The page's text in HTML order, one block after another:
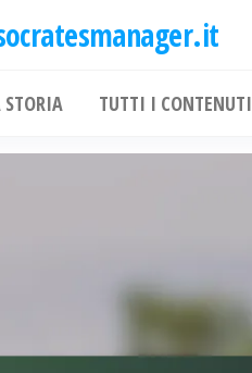
STORIA TUTTI I CONTENUTI